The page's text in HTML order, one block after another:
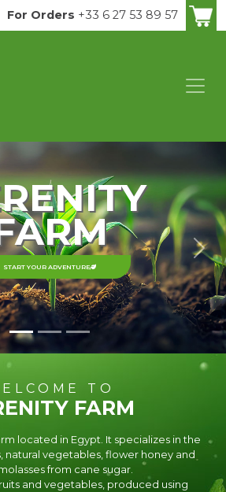
For Orders +33 6 27 53 89 57
START YOUR ADVENTURE
TO
FARM
located in Egypt. It specializes in the
natural vegetables, flower honey and
from cane sugar.
and vegetables, produced using